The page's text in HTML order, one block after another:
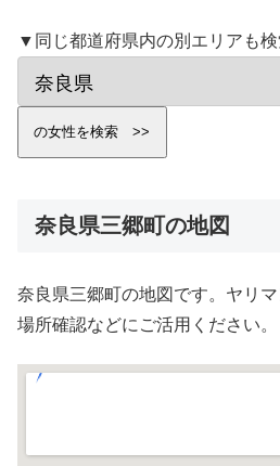
▼同じ都道府県内の別エリアも
奈良県三郷町の地図
奈良県三郷町の地図です。ヤリ
場所確認などにご活用ください。